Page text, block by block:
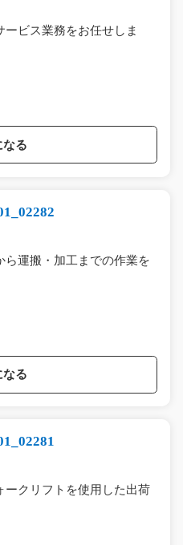
ビス業務をお任せしま
なる
運搬・加工までの作業を
なる
ークリフトを使用した出荷